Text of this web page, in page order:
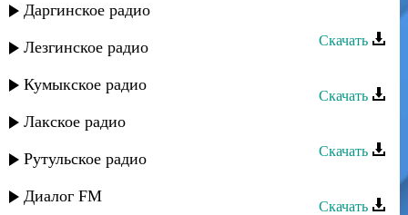
Даргинское радио
Лезгинское радио
Кумыкское радио
Лакское радио
Рутульское радио
Диалог FM
Асият Муслимова - Встреча
Скачать
Скачать
Асият Муслимова - Молодые
Скачать
Скачать